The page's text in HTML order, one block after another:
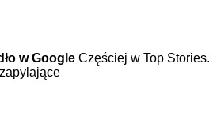
w Google Częściej w Top